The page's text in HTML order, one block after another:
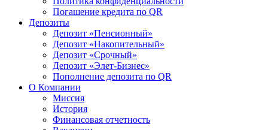
Погашение кредита по QR
Депозиты
Депозит «Пенсионный»
Депозит «Накопительный»
Депозит «Срочный»
Депозит «Элет-Бизнес»
Пополнение депозита по QR
О Компании
Миссия
История
Финансовая отчетность